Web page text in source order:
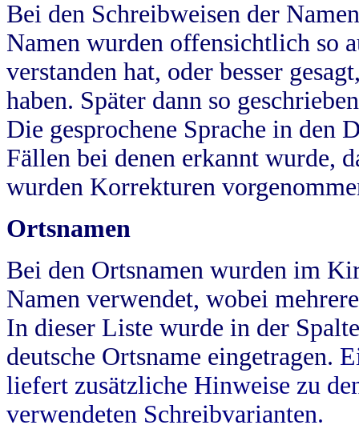
Bei den Schreibweisen der
Namen wurden offensichtlich so
verstanden hat, oder besser
haben. Später dann so
Die gesprochene Sprache in
Fällen bei denen erkannt wurde,
wurden Korrekturen
Ortsnamen
Bei den Ortsnamen wurden im
Namen verwendet, wobei
In dieser Liste wurde in der
deutsche Ortsname eingetragen.
liefert zusätzliche Hinweise zu
verwendeten Schreibvarianten.